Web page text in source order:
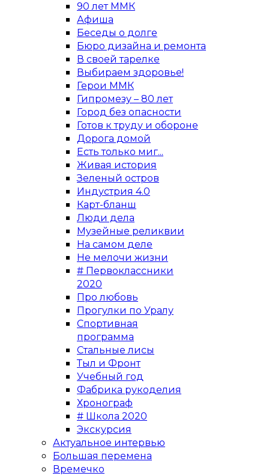
90 лет ММК
Афиша
Беседы о долге
Бюро дизайна и ремонта
В своей тарелке
Выбираем здоровье!
Герои ММК
Гипромезу – 80 лет
Город без опасности
Готов к труду и обороне
Дорога домой
Есть только миг...
Живая история
Зеленый остров
Индустрия 4.0
Карт-бланш
Люди дела
Музейные реликвии
На самом деле
Не мелочи жизни
# Первоклассники
2020
Про любовь
Прогулки по Уралу
Спортивная
программа
Стальные лисы
Тыл и Фронт
Учебный год
Фабрика рукоделия
Хронограф
# Школа 2020
Экскурсия
Актуальное интервью
Большая перемена
Времечко